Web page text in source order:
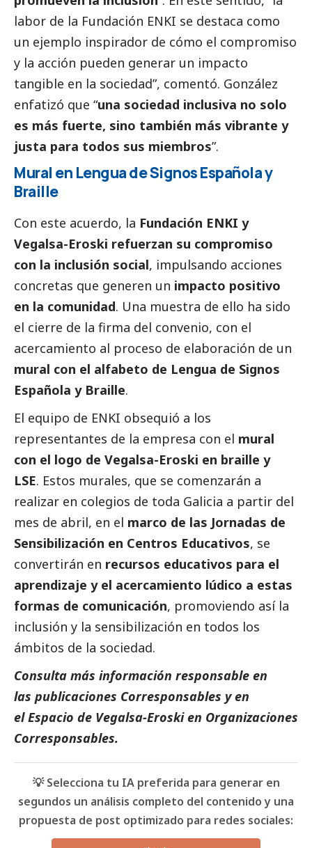
labor de la Fundación ENKI se destaca como
un ejemplo inspirador de cómo el compromiso
y la acción pueden generar un impacto
tangible en la sociedad”, comentó. González
enfatizó que “una sociedad inclusiva no solo
es más fuerte, sino también más vibrante y
justa para todos sus miembros”.
Mural en Lengua de Signos Española y
Braille
Con este acuerdo, la Fundación ENKI y
Vegalsa-Eroski refuerzan su compromiso
con la inclusión social, impulsando acciones
concretas que generen un impacto positivo
en la comunidad. Una muestra de ello ha sido
el cierre de la firma del convenio, con el
acercamiento al proceso de elaboración de un
mural con el alfabeto de Lengua de Signos
Española y Braille.
El equipo de ENKI obsequió a los
representantes de la empresa con el mural
con el logo de Vegalsa-Eroski en braille y
LSE. Estos murales, que se comenzarán a
realizar en colegios de toda Galicia a partir del
mes de abril, en el marco de las Jornadas de
Sensibilización en Centros Educativos, se
convertirán en recursos educativos para el
aprendizaje y el acercamiento lúdico a estas
formas de comunicación, promoviendo así la
inclusión y la sensibilización en todos los
ámbitos de la sociedad.
Consulta más información responsable en
las publicaciones Corresponsables y en
elEspacio de Vegalsa-Eroskien Organizaciones
Corresponsables.
💡 Selecciona tu IA preferida para generar en
segundos un análisis completo del contenido y una
propuesta de post optimizado para redes sociales: